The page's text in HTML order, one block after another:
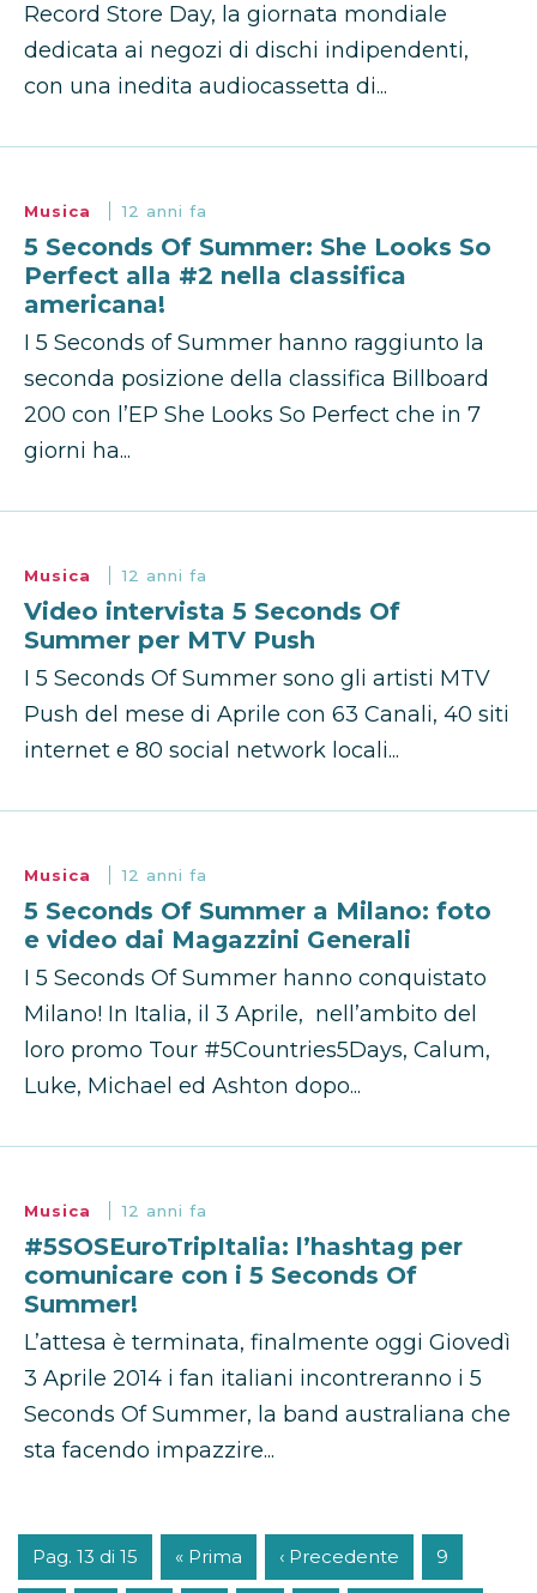
Record Store Day, la giornata mondiale
dedicata ai negozi di dischi indipendenti,
con una inedita audiocassetta di...
Musica 12 anni fa
5 Seconds Of Summer: She Looks So
Perfect alla #2 nella classifica
americana!
I 5 Seconds of Summer hanno raggiunto la
seconda posizione della classifica Billboard
200 con l’EP She Looks So Perfect che in 7
giorni ha...
Musica 12 anni fa
Video intervista 5 Seconds Of
Summer per MTV Push
I 5 Seconds Of Summer sono gli artisti MTV
Push del mese di Aprile con 63 Canali, 40 siti
internet e 80 social network locali...
Musica 12 anni fa
5 Seconds Of Summer a Milano: foto
e video dai Magazzini Generali
I 5 Seconds Of Summer hanno conquistato
Milano! In Italia, il 3 Aprile, nell’ambito del
loro promo Tour #5Countries5Days, Calum,
Luke, Michael ed Ashton dopo...
Musica 12 anni fa
#5SOSEuroTripItalia: l’hashtag per
comunicare con i 5 Seconds Of
Summer!
L’attesa è terminata, finalmente oggi Giovedì
3 Aprile 2014 i fan italiani incontreranno i 5
Seconds Of Summer, la band australiana che
sta facendo impazzire...
Pag. 13 di 15 « Prima ‹ Precedente 9